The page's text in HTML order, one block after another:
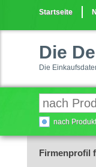
Startseite
Die
Die
nach
Firmenprofil